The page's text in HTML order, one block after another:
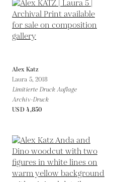
Alex Katz
Laura 5, 2018
Limitierte Druck Auflage
Archiv-Druck
USD 4,850